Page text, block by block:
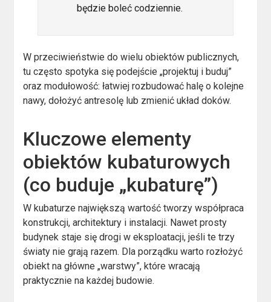
będzie boleć codziennie.
W przeciwieństwie do wielu obiektów publicznych,
tu często spotyka się podejście „projektuj i buduj”
oraz modułowość: łatwiej rozbudować halę o kolejne
nawy, dołożyć antresolę lub zmienić układ doków.
Kluczowe elementy
obiektów kubaturowych
(co buduje „kubaturę”)
W kubaturze największą wartość tworzy współpraca
konstrukcji, architektury i instalacji. Nawet prosty
budynek staje się drogi w eksploatacji, jeśli te trzy
światy nie grają razem. Dla porządku warto rozłożyć
obiekt na główne „warstwy”, które wracają
praktycznie na każdej budowie.